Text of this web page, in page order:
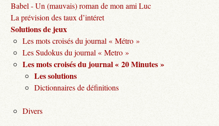
Babel - Un (mauvais) roman de mon ami Luc
La prévision des taux d’intéret
Solutions de jeux
Les mots croisés du journal « Métro »
Les Sudokus du journal « Metro »
Les mots croisés du journal « 20 Minutes »
Les solutions
Dictionnaires de définitions
Divers